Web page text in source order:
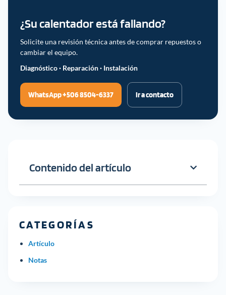
¿Su calentador está fallando?
Solicite una revisión técnica antes de comprar repuestos o
cambiar el equipo.
Diagnóstico · Reparación · Instalación
WhatsApp +506 8504-6337 Ir a contacto
Contenido del artículo
CATEGORÍAS
Artículo
Notas